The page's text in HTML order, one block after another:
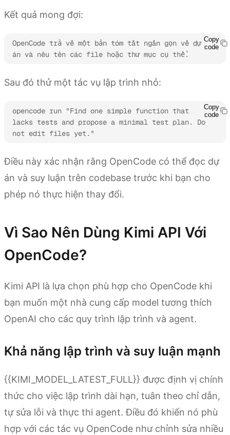
Kết quả mong đợi:
OpenCode trả về một bản tóm tắt ngắn gọn về dự
án và nêu tên các file hoặc thư mục cụ thể.
Copy
code
Sau đó thử một tác vụ lập trình nhỏ:
opencode run "Find one simple function that
lacks tests and propose a minimal test plan. Do
not edit files yet."
Copy
code
Điều này xác nhận rằng OpenCode có thể đọc dự
án và suy luận trên codebase trước khi bạn cho
phép nó thực hiện thay đổi.
Vì Sao Nên Dùng Kimi API Với
OpenCode?
Kimi API là lựa chọn phù hợp cho OpenCode khi
bạn muốn một nhà cung cấp model tương thích
OpenAI cho các quy trình lập trình và agent.
Khả năng lập trình và suy luận mạnh
{{KIMI_MODEL_LATEST_FULL}} được định vị chính
thức cho việc lập trình dài hạn, tuân theo chỉ dẫn,
tự sửa lỗi và thực thi agent. Điều đó khiến nó phù
hợp với các tác vụ OpenCode như chỉnh sửa nhiều